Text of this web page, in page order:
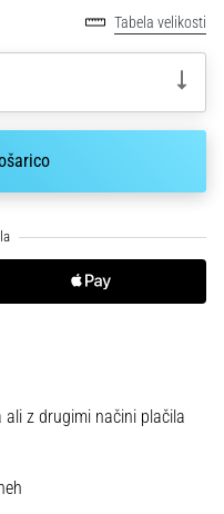
Tabela velikosti
z drugimi načini plačila